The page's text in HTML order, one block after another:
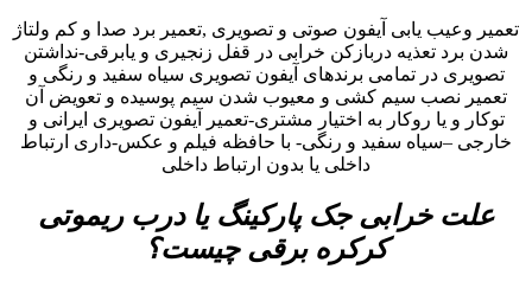
تعمیر وعیب یابی آیفون صوتی و تصویری ,تعمیر برد صدا و کم ولتاژ
شدن برد تعذیه دربازکن خرابی در قفل زنجیری و یابرقی-نداشتن
تصویری در تمامی برندهای آیفون تصویری سیاه سفید و رنگی و
تعمیر نصب سیم کشی و معیوب شدن سیم پوسیده و تعویض آن
توکار و یا روکار به اختیار مشتری-تعمیر آیفون تصویری ایرانی و
خارجی –سیاه سفید و رنگی- با حافظه فیلم و عکس-داری ارتباط
داخلی یا بدون ارتباط داخلی
علت خرابی جک پارکینگ یا درب ریموتی
کرکره برقی چیست؟